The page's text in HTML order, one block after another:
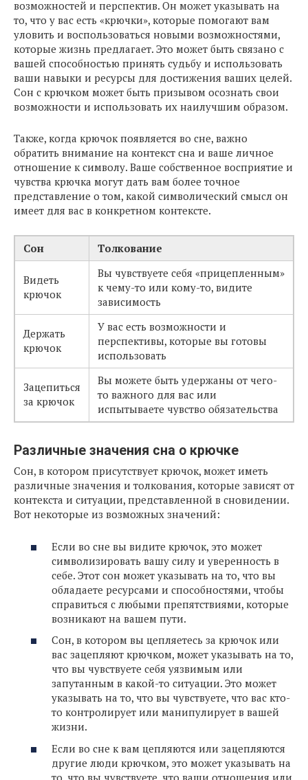
возможностей и перспектив. Он может указывать на
то, что у вас есть «крючки», которые помогают вам
уловить и воспользоваться новыми возможностями,
которые жизнь предлагает. Это может быть связано с
вашей способностью принять судьбу и использовать
ваши навыки и ресурсы для достижения ваших целей.
Сон с крючком может быть призывом осознать свои
возможности и использовать их наилучшим образом.
Также, когда крючок появляется во сне, важно
обратить внимание на контекст сна и ваше личное
отношение к символу. Ваше собственное восприятие и
чувства крючка могут дать вам более точное
представление о том, какой символический смысл он
имеет для вас в конкретном контексте.
Сон Толкование
Видеть
крючок
Вы чувствуете себя «прицепленным»
к чему-то или кому-то, видите
зависимость
Держать
крючок
У вас есть возможности и
перспективы, которые вы готовы
использовать
Зацепиться
за крючок
Вы можете быть удержаны от чего-
то важного для вас или
испытываете чувство обязательства
Различные значения сна о крючке
Сон, в котором присутствует крючок, может иметь
различные значения и толкования, которые зависят от
контекста и ситуации, представленной в сновидении.
Вот некоторые из возможных значений:
Если во сне вы видите крючок, это может
символизировать вашу силу и уверенность в
себе. Этот сон может указывать на то, что вы
обладаете ресурсами и способностями, чтобы
справиться с любыми препятствиями, которые
возникают на вашем пути.
Сон, в котором вы цепляетесь за крючок или
вас зацепляют крючком, может указывать на то,
что вы чувствуете себя уязвимым или
запутанным в какой-то ситуации. Это может
указывать на то, что вы чувствуете, что вас кто-
то контролирует или манипулирует в вашей
жизни.
Если во сне к вам цепляются или зацепляются
другие люди крючком, это может указывать на
то, что вы чувствуете, что ваши отношения или